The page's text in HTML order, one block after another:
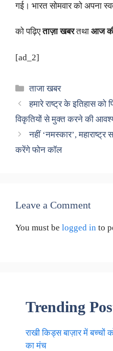
गई। भारत सोमवार को अपना
को पढ़िएताज़ा खबरतथा आज
[ad_2]
Categories
ताजा खबर
हमारे राष्ट्र के इतिहास को
विकृतियों से मुक्त करने की
नहीं ‘नमस्कार’,
करेंगे फोन कॉल
Leave a Comment
You must be logged in to
Trending
राखी किड्स बाज़ार में बच्चों
का मंच